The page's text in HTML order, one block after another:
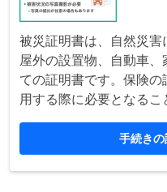
被災証明書は、自然災害
屋外の設置物、自動車
ての証明書です。保険の
用する際に必要となるこ
手続き